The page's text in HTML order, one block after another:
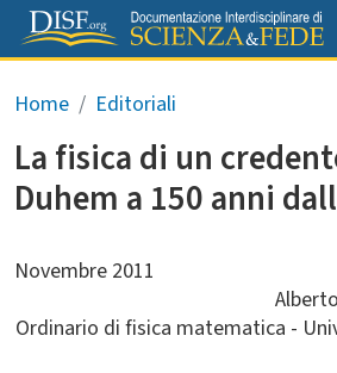
Salta al contenuto principale
Briciole di pane
Home Editoriali
La fisica di un
Duhem a 150 anni
Novembre 2011
Ordinario di fisica matematica -